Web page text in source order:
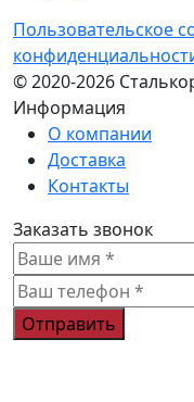
Пользовательское
© 2020-2026
Информация
О компании
Доставка
Контакты
Заказать звонок